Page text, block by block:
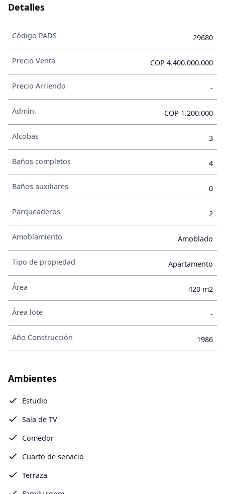
Detalles
Código PADS 29680
Precio Venta COP 4.400.000.000
Precio Arriendo -
Admin. COP 1.200.000
Alcobas 3
Baños completos 4
Baños auxiliares 0
Parqueaderos 2
Amoblamiento Amoblado
Tipo de propiedad Apartamento
Área 420 m2
Área lote -
Año Construcción 1986
Ambientes
Estudio
Sala de TV
Comedor
Cuarto de servicio
Terraza